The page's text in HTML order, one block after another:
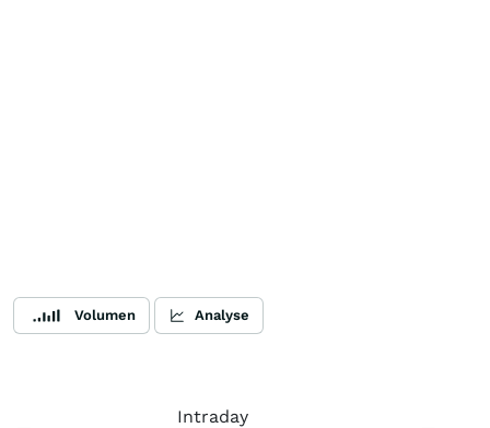
Volumen Analyse
Intraday